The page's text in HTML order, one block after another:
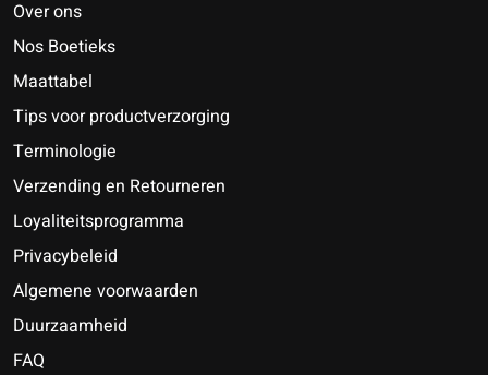
Over ons
Nos Boetieks
Maattabel
Tips voor productverzorging
Terminologie
Verzending en Retourneren
Loyaliteitsprogramma
Privacybeleid
Algemene voorwaarden
Duurzaamheid
FAQ